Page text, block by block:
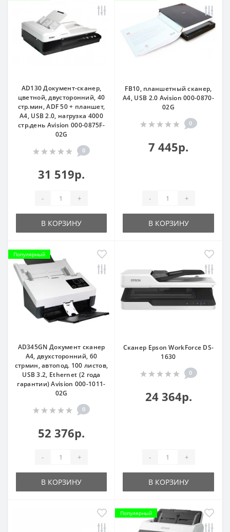
AD130 Документ-сканер,
цветной, двусторонний, 40
стр.мин, ADF 50 + планшет,
A4, USB 2.0, нагрузка 4000
стр.день Avision 000-0875F-
02G
0
31 519р.
- +
В КОРЗИНУ
FB10, планшетный сканер,
A4, USB 2.0 Avision 000-0870-
02G
0
7 445р.
- +
В КОРЗИНУ
Популярный
AD345GN Документ сканер
А4, двухсторонний, 60
стрмин, автопод. 100 листов,
USB 3.2, Ethernet (2 года
гарантии) Avision 000-1011-
02G
0
52 376р.
- +
В КОРЗИНУ
Сканер Epson WorkForce DS-
1630
0
24 364р.
- +
В КОРЗИНУ
Популярный